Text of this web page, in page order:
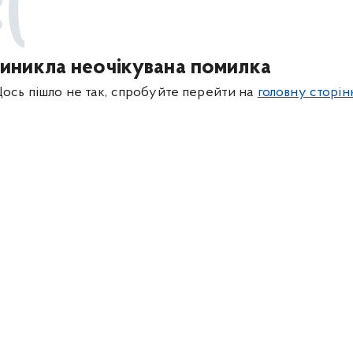
неочікувана помилка
пішло не так, спробуйте перейти на головну